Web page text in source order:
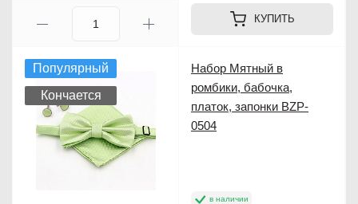
КУПИТЬ
Популярный
Кончается
Набор Мятный в
ромбики, бабочка,
платок, запонки BZP-
0504
в наличии